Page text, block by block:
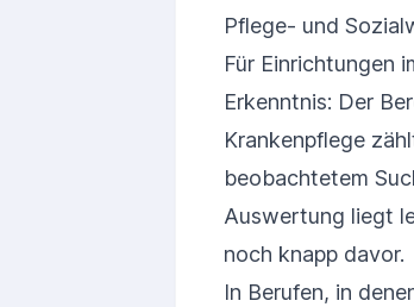
Pflege- und
Für Einrichtungen
Erkenntnis: Der
Krankenpflege
beobachtetem
Auswertung liegt
noch knapp davor.
In Berufen, in